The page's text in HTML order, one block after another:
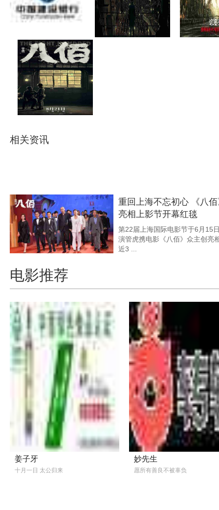
相关资讯
重回上海不忘初心 《八
亮相上影节开幕红毯
第22届上海国际电影节于6月15日正式
演管虎携电影《八佰》众主创亮相开幕
近3 ...
电影推荐
姜子牙
十月一日 太公归来
妙先生
愿所有善良不被辜负